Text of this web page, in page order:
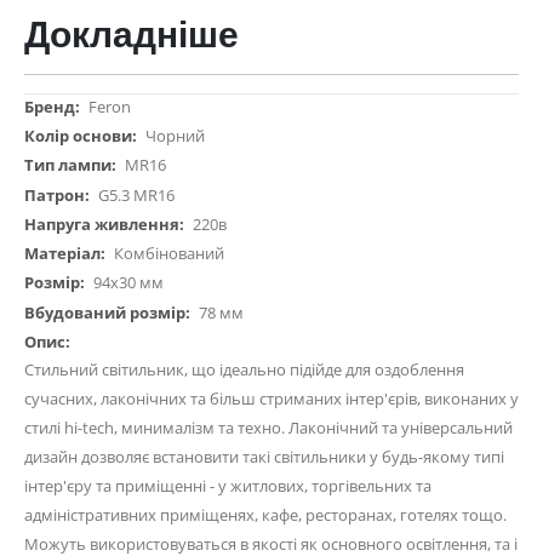
Докладніше
Докладніше
Feron
Чорний
MR16
G5.3 MR16
220в
Комбінований
94х30 мм
78 мм
Стильний світильник, що ідеально підійде для оздоблення
сучасних, лаконічних та більш стриманих інтер'єрів, виконаних у
стилі hi-tech, минималізм та техно. Лаконічний та універсальний
дизайн дозволяє встановити такі світильники у будь-якому типі
інтер'єру та приміщенні - у житлових, торгівельних та
адміністративних приміщенях, кафе, ресторанах, готелях тощо.
Можуть використовуваться в якості як основного освітлення, та і